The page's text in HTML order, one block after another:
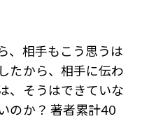
、相手もこう思うは
たから、相手に伝わ
、そうはできていな
のか？ 著者累計40